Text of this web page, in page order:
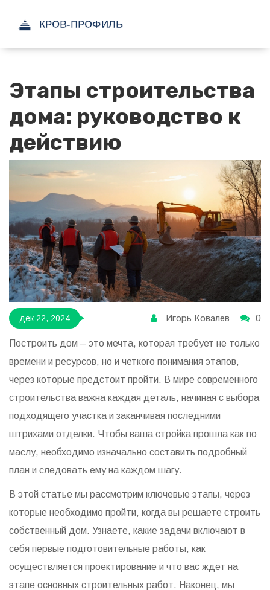
Этапы строительства
дома: руководство к
действию
дек 22, 2024 Игорь Ковалев 0
Построить дом – это мечта, которая требует не только
времени и ресурсов, но и четкого понимания этапов,
через которые предстоит пройти. В мире современного
строительства важна каждая деталь, начиная с выбора
подходящего участка и заканчивая последними
штрихами отделки. Чтобы ваша стройка прошла как по
маслу, необходимо изначально составить подробный
план и следовать ему на каждом шагу.
В этой статье мы рассмотрим ключевые этапы, через
которые необходимо пройти, когда вы решаете строить
собственный дом. Узнаете, какие задачи включают в
себя первые подготовительные работы, как
осуществляется проектирование и что вас ждет на
этапе основных строительных работ. Наконец, мы